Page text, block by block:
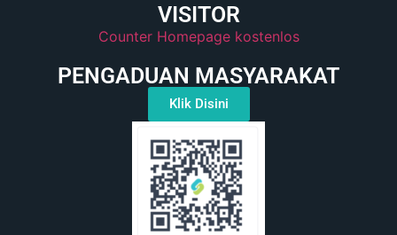
VISITOR
Counter Homepage kostenlos
PENGADUAN MASYARAKAT
Klik Disini